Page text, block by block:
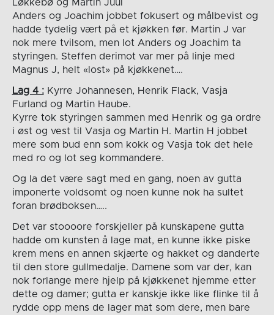
Løkkebø og Martin Juul
Anders og Joachim jobbet fokusert og målbevist og
hadde tydelig vært på et kjøkken før. Martin J var
nok mere tvilsom, men lot Anders og Joachim ta
styringen. Steffen derimot var mer på linje med
Magnus J, helt «lost» på kjøkkenet….
Lag 4 :Kyrre Johannesen, Henrik Flack, Vasja
Furland og Martin Haube.
Kyrre tok styringen sammen med Henrik og ga ordre
i øst og vest til Vasja og Martin H. Martin H jobbet
mere som bud enn som kokk og Vasja tok det hele
med ro og lot seg kommandere.
Og la det være sagt med en gang, noen av gutta
imponerte voldsomt og noen kunne nok ha sultet
foran brødboksen…..
Det var stoooore forskjeller på kunskapene gutta
hadde om kunsten å lage mat, en kunne ikke piske
krem mens en annen skjærte og hakket og danderte
til den store gullmedalje. Damene som var der, kan
nok forlange mere hjelp på kjøkkenet hjemme etter
dette og damer; gutta er kanskje ikke like flinke til å
rydde opp mens de lager mat som dere, men bare